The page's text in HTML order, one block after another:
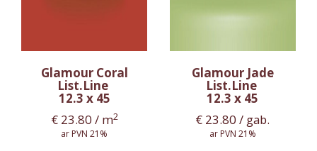
Glamour Coral
List.Line
12.3 x 45
€23.80 / m2
ar PVN 21%
Glamour Jade
List.Line
12.3 x 45
€ 23.80 / gab.
ar PVN 21%